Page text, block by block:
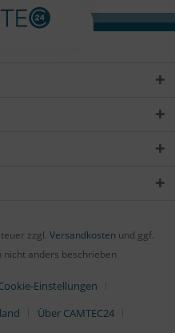
zzgl. Versandkosten und ggf.
anders beschrieben
Einstellungen
Über CAMTEC24